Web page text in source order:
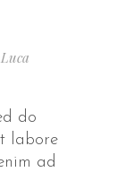
do
labore
ad